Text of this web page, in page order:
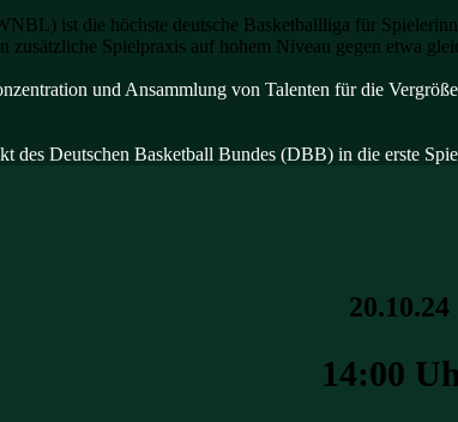
ist die höchste deutsche Basketballliga für
Spielpraxis auf hohem Niveau gegen etwa
und Ansammlung von Talenten für die
des Deutschen Basketball Bundes (DBB) in die erste
20.10.24
14:00